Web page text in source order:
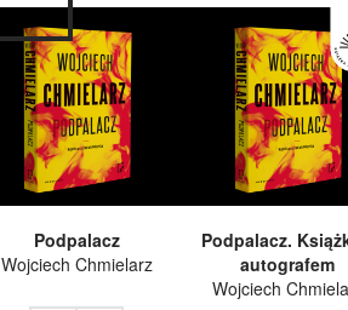
Podpalacz
Wojciech Chmielarz
Podpalacz.
autografem
Wojciech